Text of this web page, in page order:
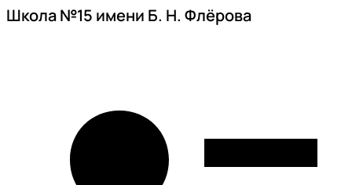
Школа №15 имени Б. Н. Флёрова